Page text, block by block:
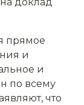
доклад
прямое
и
и
по всему
что